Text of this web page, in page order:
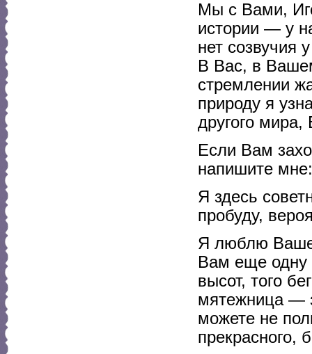
Мы с Вами,
истории — у
нет созвучия
В Вас, в
стремлении
природу я
другого
Если Вам
напишите
Я здесь
пробуду,
Я люблю Ваше
Вам еще одну
высот, того
мятежница —
можете не
прекрасного,